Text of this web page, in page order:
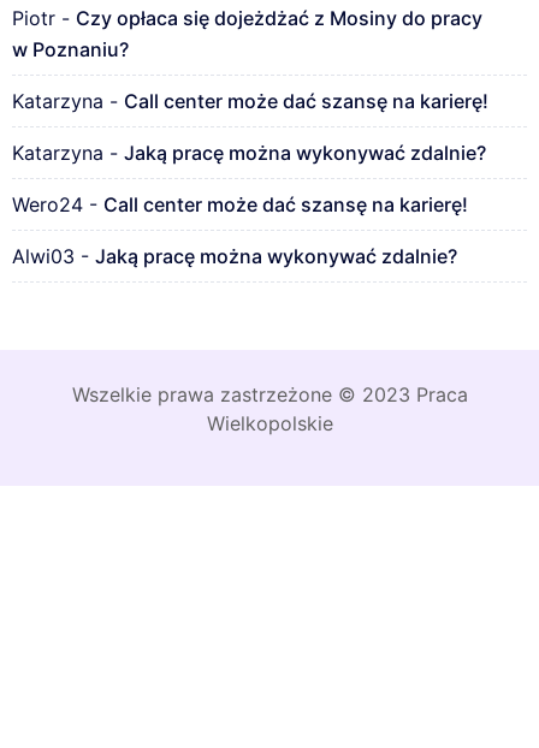
Piotr - Czy opłaca się dojeżdżać z Mosiny do pracy
w Poznaniu?
Katarzyna - Call center może dać szansę na karierę!
Katarzyna - Jaką pracę można wykonywać zdalnie?
Wero24 - Call center może dać szansę na karierę!
Alwi03 - Jaką pracę można wykonywać zdalnie?
Wszelkie prawa zastrzeżone © 2023 Praca
Wielkopolskie